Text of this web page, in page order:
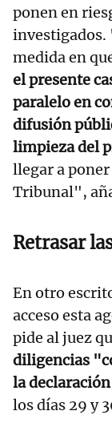
ponen en
investigados.
medida en
el presente
paralelo en
difusión
limpieza del
llegar a
Tribunal",
Retrasar
En otro
acceso esta
pide al juez
diligencias
la
los días 29 y